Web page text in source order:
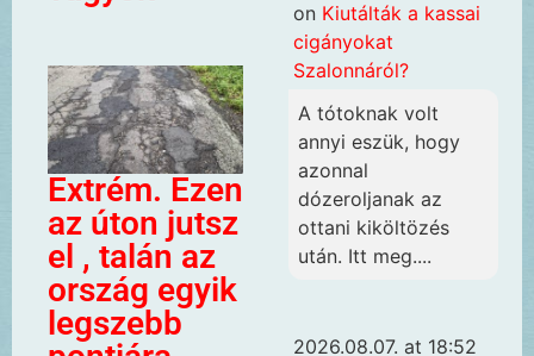
Extrém. Ezen
az úton jutsz
el , talán az
ország egyik
legszebb
on Kiutálták a kassai
cigányokat
Szalonnáról?
A tótoknak volt
annyi eszük, hogy
azonnal
dózeroljanak az
ottani kiköltözés
után. Itt meg....
2026.08.07. at 18:52